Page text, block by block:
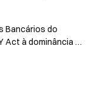
Bancários do
Act à dominância do